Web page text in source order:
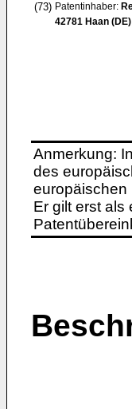
(73) Patentinhaber:
42781 Haan (DE)
Anmerkung:
des
europäischen
Er gilt erst als